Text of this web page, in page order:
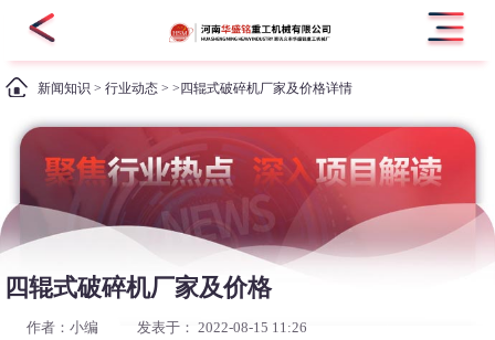
新闻知识 >行业动态 > >四辊式破碎机厂家及价格详情
四辊式破碎机厂家及价格
作者：小编 发表于： 2022-08-15 11:26